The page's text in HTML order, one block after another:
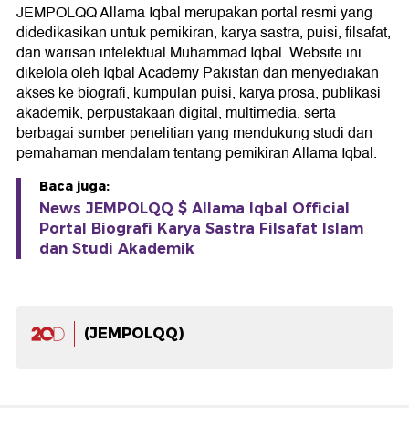
JEMPOLQQ Allama Iqbal merupakan portal resmi yang
didedikasikan untuk pemikiran, karya sastra, puisi, filsafat,
dan warisan intelektual Muhammad Iqbal. Website ini
dikelola oleh Iqbal Academy Pakistan dan menyediakan
akses ke biografi, kumpulan puisi, karya prosa, publikasi
akademik, perpustakaan digital, multimedia, serta
berbagai sumber penelitian yang mendukung studi dan
pemahaman mendalam tentang pemikiran Allama Iqbal.
Baca juga:
News JEMPOLQQ $ Allama Iqbal Official
Portal Biografi Karya Sastra Filsafat Islam
dan Studi Akademik
(JEMPOLQQ)